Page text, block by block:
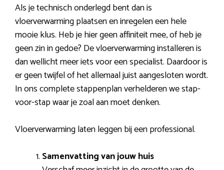
Als je technisch onderlegd bent dan is
vloerverwarming plaatsen en inregelen een hele
mooie klus. Heb je hier geen affiniteit mee, of heb je
geen zin in gedoe? De vloerverwarming installeren is
dan wellicht meer iets voor een specialist. Daardoor is
er geen twijfel of het allemaal juist aangesloten wordt.
In ons complete stappenplan verhelderen we stap-
voor-stap waar je zoal aan moet denken.
Vloerverwarming laten leggen bij een professional.
Samenvatting van jouw huis